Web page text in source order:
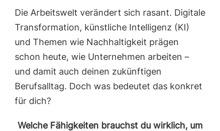
Die Arbeitswelt verändert sich rasant. Digitale
Transformation, künstliche Intelligenz (KI)
und Themen wie Nachhaltigkeit prägen
schon heute, wie Unternehmen arbeiten –
und damit auch deinen zukünftigen
Berufsalltag. Doch was bedeutet das konkret
für dich?
Welche Fähigkeiten brauchst du wirklich, um